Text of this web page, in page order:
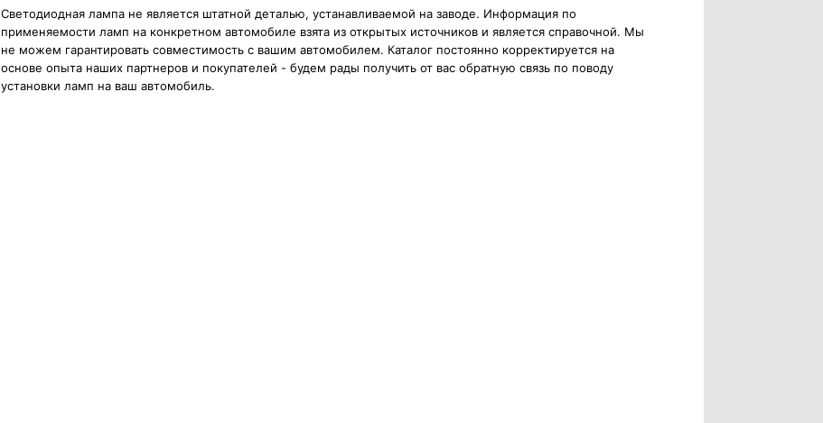
Светодиодная лампа не является штатной деталью, устанавливаемой на заводе. Информация по
применяемости ламп на конкретном автомобиле взята из открытых источников и является справочной. Мы
не можем гарантировать совместимость с вашим автомобилем. Каталог постоянно корректируется на
основе опыта наших партнеров и покупателей - будем рады получить от вас обратную связь по поводу
установки ламп на ваш автомобиль.